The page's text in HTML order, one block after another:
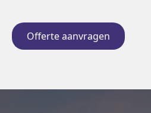
Offerte aanvragen